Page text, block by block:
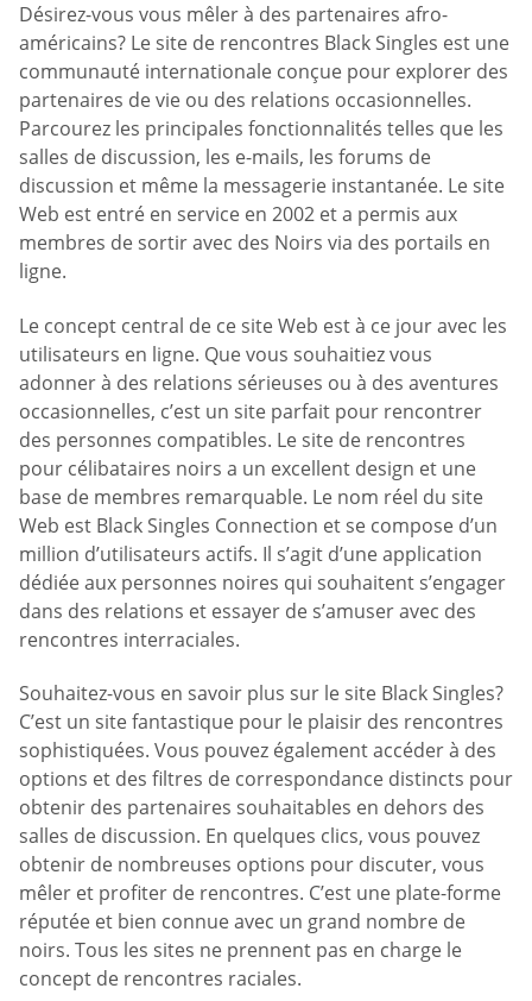
Désirez-vous vous mêler à des partenaires afro-
américains? Le site de rencontres Black Singles est une
communauté internationale conçue pour explorer des
partenaires de vie ou des relations occasionnelles.
Parcourez les principales fonctionnalités telles que les
salles de discussion, les e-mails, les forums de
discussion et même la messagerie instantanée. Le site
Web est entré en service en 2002 et a permis aux
membres de sortir avec des Noirs via des portails en
ligne.
Le concept central de ce site Web est à ce jour avec les
utilisateurs en ligne. Que vous souhaitiez vous
adonner à des relations sérieuses ou à des aventures
occasionnelles, c’est un site parfait pour rencontrer
des personnes compatibles. Le site de rencontres
pour célibataires noirs a un excellent design et une
base de membres remarquable. Le nom réel du site
Web est Black Singles Connection et se compose d’un
million d’utilisateurs actifs. Il s’agit d’une application
dédiée aux personnes noires qui souhaitent s’engager
dans des relations et essayer de s’amuser avec des
rencontres interraciales.
Souhaitez-vous en savoir plus sur le site Black Singles?
C’est un site fantastique pour le plaisir des rencontres
sophistiquées. Vous pouvez également accéder à des
options et des filtres de correspondance distincts pour
obtenir des partenaires souhaitables en dehors des
salles de discussion. En quelques clics, vous pouvez
obtenir de nombreuses options pour discuter, vous
mêler et profiter de rencontres. C’est une plate-forme
réputée et bien connue avec un grand nombre de
noirs. Tous les sites ne prennent pas en charge le
concept de rencontres raciales.